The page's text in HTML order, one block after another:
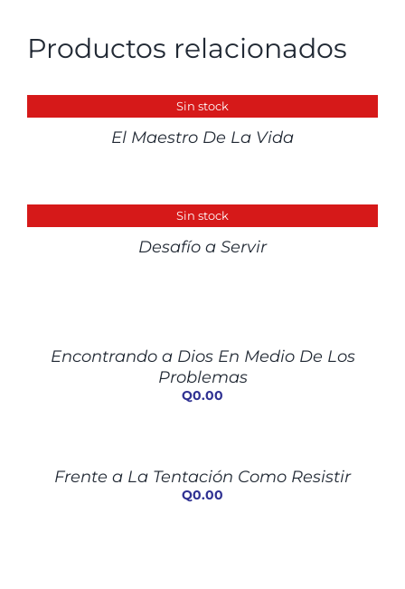
Productos relacionados
Sin stock
El Maestro De La Vida
Sin stock
Desafío a Servir
DETALLES
Encontrando a Dios En Medio De Los
Problemas
Q0.00
DETALLES
Frente a La Tentación Como Resistir
Q0.00